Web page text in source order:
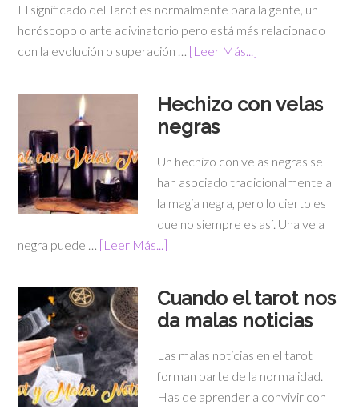
El significado del Tarot es normalmente para la gente, un
horóscopo o arte adivinatorio pero está más relacionado
con la evolución o superación … [Leer Más...]
Hechizo con velas
negras
Un hechizo con velas negras se
han asociado tradicionalmente a
la magia negra, pero lo cierto es
que no siempre es así. Una vela
negra puede … [Leer Más...]
Cuando el tarot nos
da malas noticias
Las malas noticias en el tarot
forman parte de la normalidad.
Has de aprender a convivir con